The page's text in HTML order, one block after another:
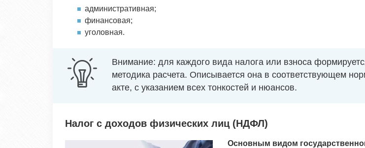
административная;
финансовая;
уголовная.
Внимание: для каждого вида налога или взноса
методика расчета. Описывается она в соответствующем
акте, с указанием всех тонкостей и нюансов.
Налог с доходов физических лиц (НДФЛ)
Основным видом